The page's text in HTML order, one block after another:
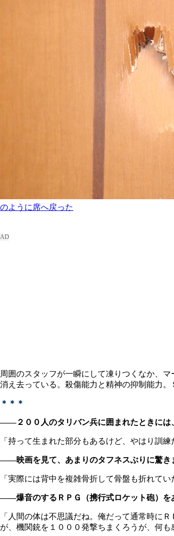
のように席へ戻った
周囲のスタッフが一瞬にして凍りつくなか、
消え去っている。殺傷能力と精神の抑制能力
＊＊＊
――２００人のタリバン兵に囲まれたときには
「持って生まれた部分もあるけど、やはり訓
――映画を見て、あまりのタフネスぶりに驚き
「実際には背中を複雑骨折して骨盤も折れて
――爆音のするＲＰＧ（携行式ロケット砲）を
「人間の体は不思議だね。俺だって通常時に
が、機関銃を１０００発撃ちまくろうが、何